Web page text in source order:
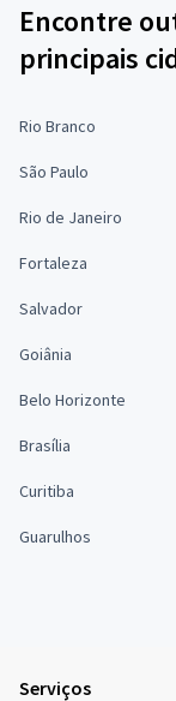
Encontre
principais
Rio Branco
São Paulo
Rio de Janeiro
Fortaleza
Salvador
Goiânia
Belo Horizonte
Brasília
Curitiba
Guarulhos
Serviços